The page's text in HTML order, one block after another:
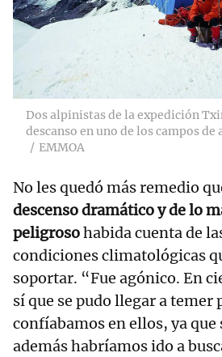
Dos alpinistas de la expedición
descanso en uno de los campos
EMMOA
No les quedó más remedio
descenso dramático y de lo
peligrosohabida cuenta de
condiciones climatológicas
soportar. “Fue agónico. En
sí que se pudo llegar a temer
confíabamos en ellos, ya que
además habríamos ido a